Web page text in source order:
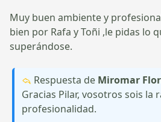
Muy buen ambiente y
bien por Rafa y Toñi ,le pidas lo
superándose.
Respuesta de Miromar
Gracias Pilar, vosotros sois la
profesionalidad.